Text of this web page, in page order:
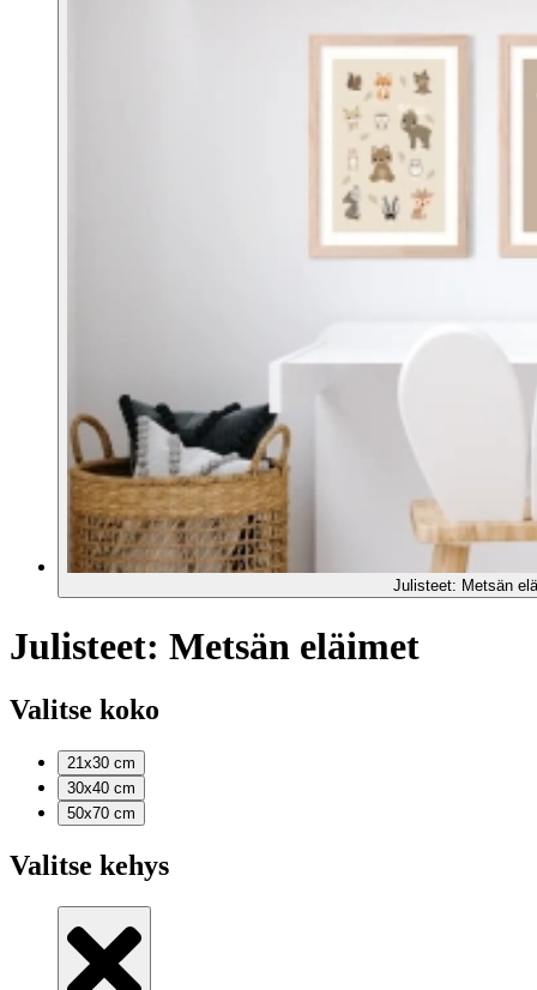
Julisteet: Metsän
Julisteet: Metsän eläimet
Valitse koko
21x30 cm
30x40 cm
50x70 cm
Valitse kehys